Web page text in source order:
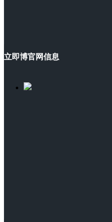
立即博官网信息